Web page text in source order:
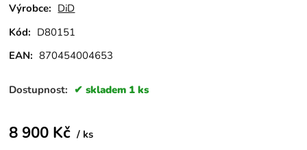
Výrobce: DiD
Kód: D80151
EAN: 870454004653
Dostupnost: skladem 1 ks
8 900 Kč ks